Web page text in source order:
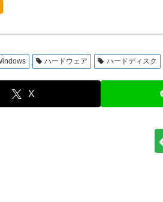
ハードウェア ハードディスク
X